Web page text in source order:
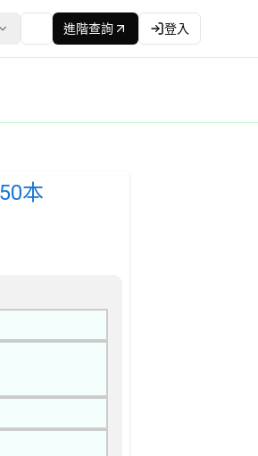
進階查詢 登入
開取得報價單或企劃書 公告
灣政府電子採購網（公共工程委員
本